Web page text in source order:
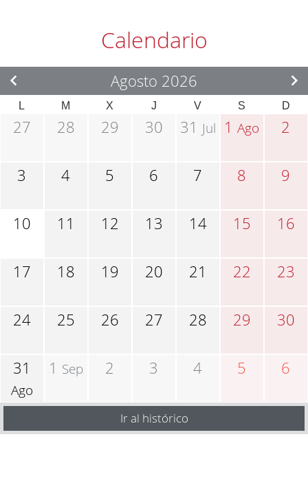
Calendario
Agosto 2026
L M X J V S D
27 28 29 30 31 Jul 1Ago 2
3 4 5 6 7 8 9
10 11 12 13 14 15 16
17 18 19 20 21 22 23
24 25 26 27 28 29 30
31
Ago
1 Sep 2 3 4 5 6
Ir al histórico